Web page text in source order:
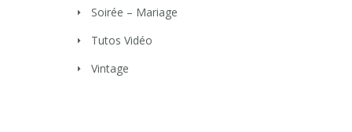
Soirée – Mariage
Tutos Vidéo
Vintage